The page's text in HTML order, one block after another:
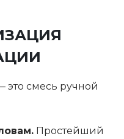
смесь ручной
Простейший